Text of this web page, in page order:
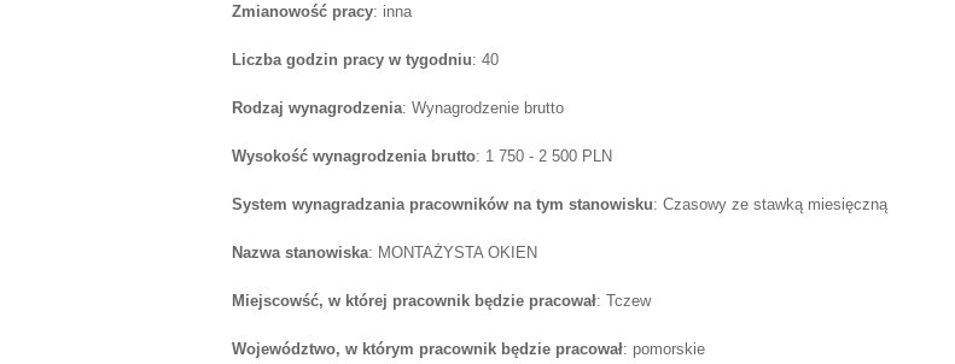
Zmianowość pracy: inna
Liczba godzin pracy w tygodniu: 40
Rodzaj wynagrodzenia: Wynagrodzenie brutto
Wysokość wynagrodzenia brutto: 1 750 - 2 500 PLN
System wynagradzania pracowników na tym stanowisku: Czasowy ze stawką miesięczną
Nazwa stanowiska: MONTAŻYSTA OKIEN
Miejscowść, w której pracownik będzie pracował: Tczew
Województwo, w którym pracownik będzie pracował: pomorskie